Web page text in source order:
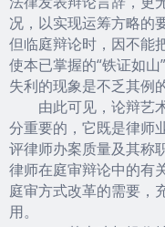
况，以实现运筹方略的
但临庭辩论时，因不能
使本已掌握的“铁证如
失利的现象是不乏其例的
由此可见，论辩艺术
分重要的，它既是律师
评律师办案质量及其称
律师在庭审辩论中的有
庭审方式改革的需要，
用。